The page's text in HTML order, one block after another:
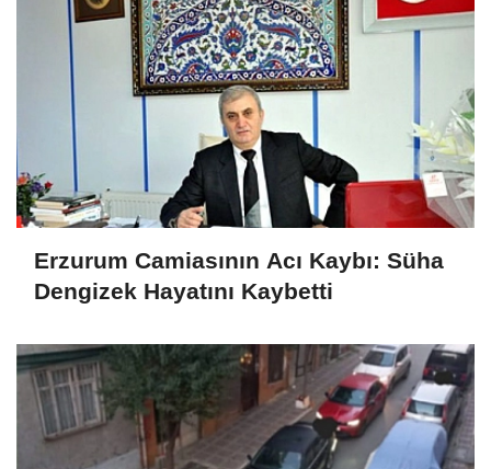
Erzurum Camiasının Acı Kaybı: Süha
Dengizek Hayatını Kaybetti